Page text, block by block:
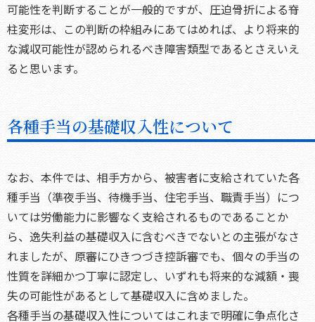
可能性を判断することが一般的ですが、圧迫骨折による脊
柱変形は、この判断の枠組みにあてはめれば、より将来的
な減収可能性が認められるべき障害類型であるとさえいえ
ると思います。
各種手当の基礎収入性について
なお、本件では、相手方から、被害者に支給されていた各
種手当（準夜手当、待機手当、住宅手当、職責手当）につ
いては労働能力に影響なく支給されるものであることか
ら、逸失利益の基礎収入に含むべきでないとの主張がなさ
れましたが、原審にひきつづき控訴審でも、個々の手当の
性質を詳細かつ丁寧に認定し、いずれも将来的な減額・喪
失の可能性があるとして基礎収入に含めました。
各種手当の基礎収入性についてはこれまで明確に争点化さ